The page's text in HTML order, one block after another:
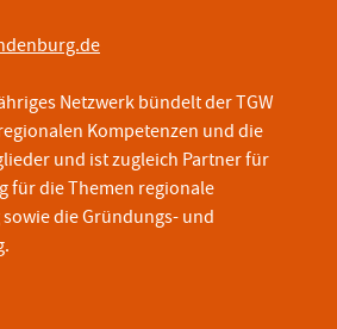
Netzwerk bündelt der TGW
Kompetenzen und die
und ist zugleich Partner für
für die Themen regionale
die Gründungs- und